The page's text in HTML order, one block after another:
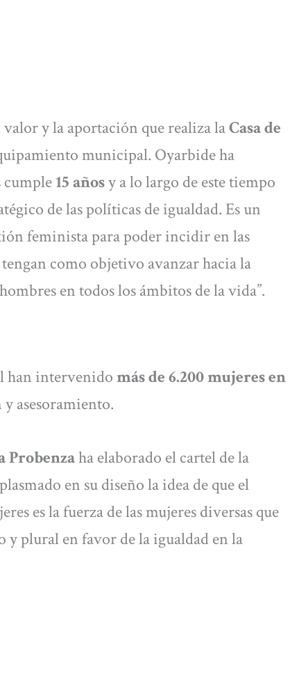
y la aportación que realiza laCasa de
municipal. Oyarbide ha
cumple15 añosy a lo largo de este tiempo
de las políticas de igualdad. Es un
feminista para poder incidir en las
como objetivo avanzar hacia la
en todos los ámbitos de la vida”.
han intervenidomás de 6.200 mujeres en
asesoramiento.
Probenzaha elaborado el cartel de la
en su diseño la idea de que el
es la fuerza de las mujeres diversas que
y plural en favor de la igualdad en la